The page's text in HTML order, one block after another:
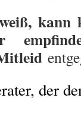
kann
der